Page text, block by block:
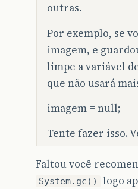
outras.
Por exemplo, se
imagem, e
limpe a variável
que não usará
imagem = null;
Tente fazer isso.
Faltou você
System.gc()
logo